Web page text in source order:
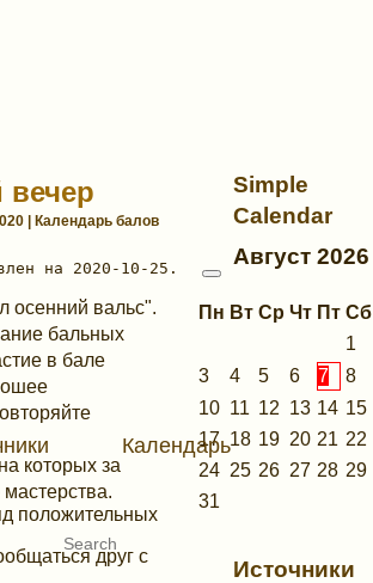
Календарь
вечер
| Календарь балов
осенний вальс".
бальных
в бале
которых за
положительных
друг с
Simple
Calendar
Август 2026
Пн Вт Ср Чт Пт Сб
1
3
4 5 6 7 8
10 11 12 13 14 15
17 18 19 20 21 22
24 25 26 27 28 29
31
Источники